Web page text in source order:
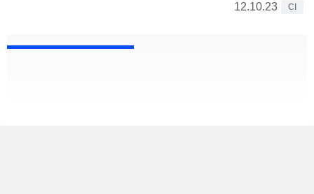
12.10.23
CI